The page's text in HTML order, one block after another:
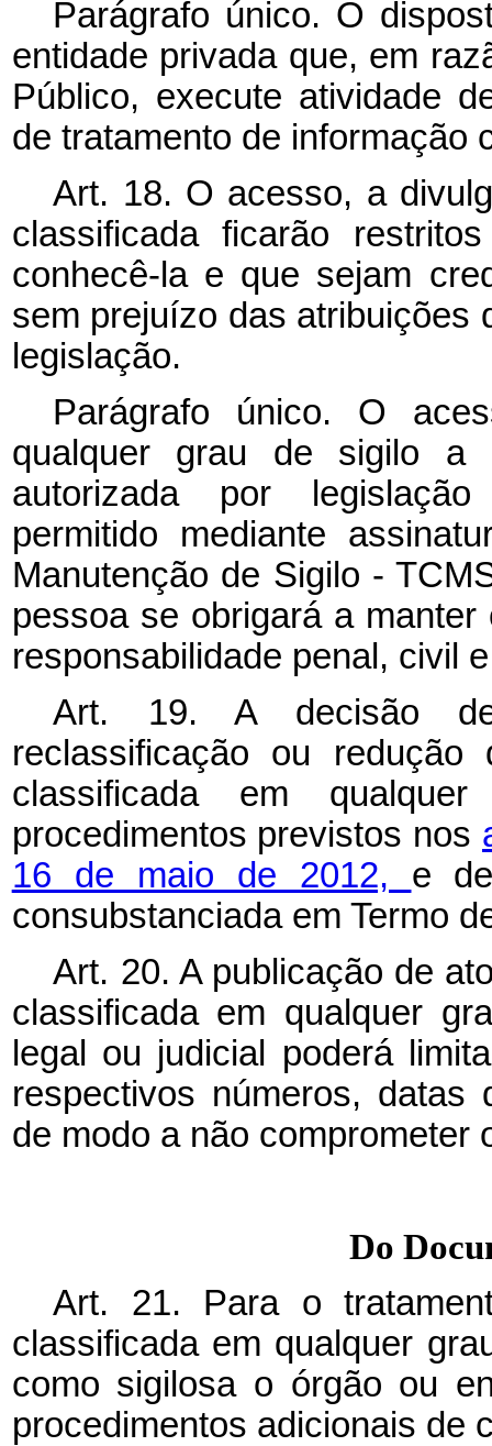
Parágrafo único. O
entidade privada que, em
Público, execute atividade
de tratamento de informação
Art. 18. O acesso, a
classificada ficarão
conhecê-la e que sejam
sem prejuízo das atribuições
legislação.
Parágrafo único. O
qualquer grau de sigilo a
autorizada por
permitido mediante
Manutenção de Sigilo -
pessoa se obrigará a
responsabilidade penal, civil
Art. 19. A decisão de
reclassificação ou
classificada em
procedimentos previstos nos
16 de maio de 2012, e
consubstanciada em Termo
Art. 20. A publicação de
classificada em qualquer
legal ou judicial poderá
respectivos números, datas
de modo a não comprometer
Do
Art. 21. Para o
classificada em qualquer
como sigilosa o órgão ou
procedimentos adicionais de